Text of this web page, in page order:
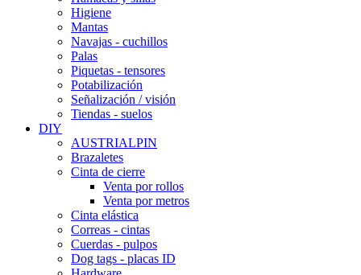
Higiene
Mantas
Navajas - cuchillos
Palas
Piquetas - tensores
Potabilización
Señalización / visión
Tiendas - suelos
DIY
AUSTRIALPIN
Brazaletes
Cinta de cierre
Venta por rollos
Venta por metros
Cinta elástica
Correas - cintas
Cuerdas - pulpos
Dog tags - placas ID